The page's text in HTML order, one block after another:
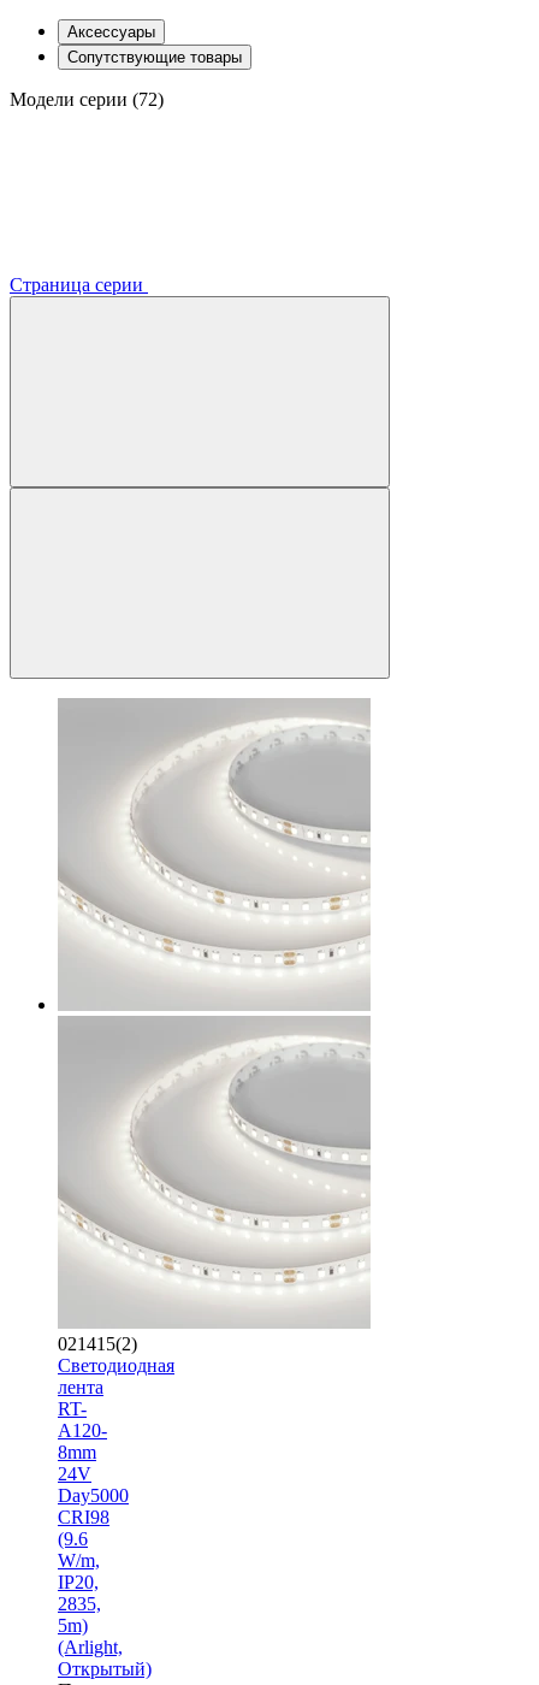
Аксессуары
Сопутствующие товары
Модели серии (72)
Страница серии
021415(2)
Светодиодная
лента
RT-
A120-
8mm
24V
Day5000
CRI98
(9.6
W/m,
IP20,
2835,
5m)
(Arlight,
Открытый)